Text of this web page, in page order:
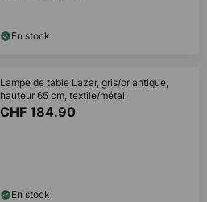
En stock
Lampe de table Lazar, gris/or antique,
hauteur 65 cm, textile/métal
CHF 184.90
En stock